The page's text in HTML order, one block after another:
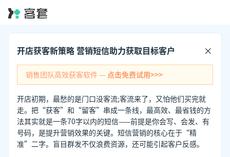
开店获客新策略 营销短信助力获取目标客户
销售团队高效获客软件 — 点击免费试用>>>
开店初期，最愁的是门口没客流;客流来了，又怕他们买完就
走。把“获客”和“留客”串成一条线，最高效、最省钱的方
法其实就是一条70字以内的短信——前提是你会写、会发、有
号码，是提升营销效果的关键。短信营销的核心在于“精
准”二字。盲目群发不仅浪费资源，还可能引起客户反感。